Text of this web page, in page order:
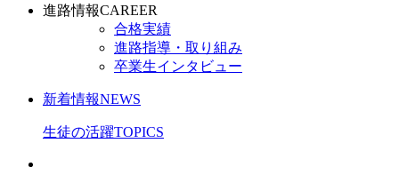
進路情報CAREER
合格実績
進路指導・取り組み
卒業生インタビュー
新着情報NEWS
生徒の活躍TOPICS